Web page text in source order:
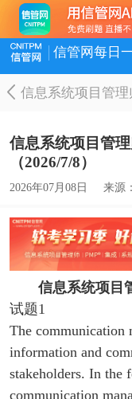
信管网每日
信息系统项目管
信息系统项目管
（2026/7/8）
2026年07月08日 来源：
信息系统项目
试题1
The communication
information and
stakeholders. In the
communication